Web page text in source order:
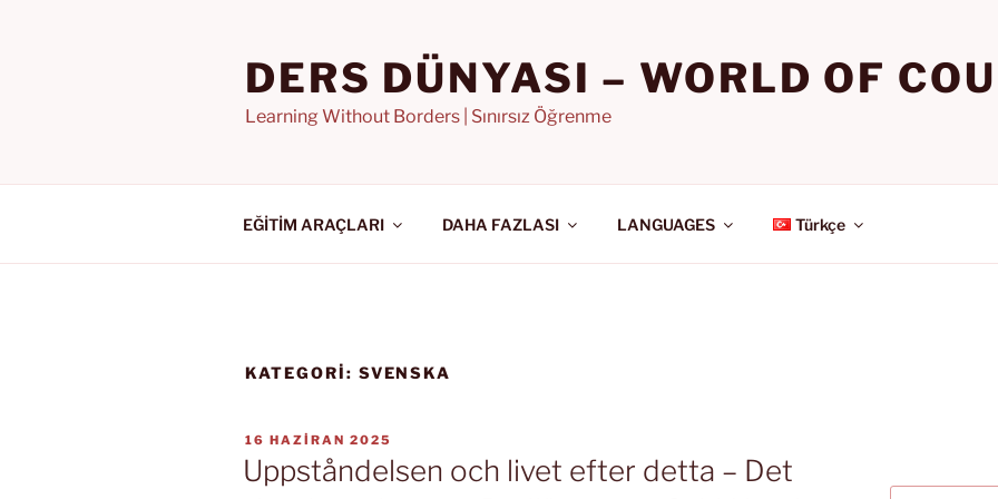
DERS DÜNYASI – WORLD OF
Learning Without Borders | Sınırsız Öğrenme
EĞİTİM ARAÇLARI DAHA FAZLASI LANGUAGES Türkçe
KATEGORI: SVENSKA
YAYIM
TARIHI
16 HAZIRAN 2025
Uppståndelsen och livet efter detta – Det